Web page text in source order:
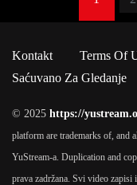
Kontakt Terms Of
Saćuvano Za Gledanje
© 2025 https://
platform are trademarks of, and
YuStream-a. Duplication and
prava zadržana. Svi video